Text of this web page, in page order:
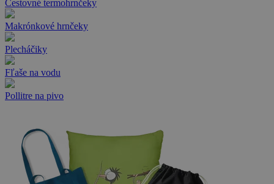
Cestovné termohrnčeky
Makrónkové hrnčeky
Plecháčiky
Fľaše na vodu
Pollitre na pivo